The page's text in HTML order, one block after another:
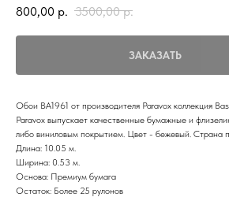
800,00 р. 3500,00 р.
ЗАКАЗАТЬ
Обои BA1961 от производителя Paravox коллекция
Paravox выпускает качественные бумажные и
либо виниловым покрытием. Цвет - бежевый. Страна
Длина: 10.05 м.
Ширина: 0.53 м.
Основа: Премиум бумага
Остаток: Более 25 рулонов